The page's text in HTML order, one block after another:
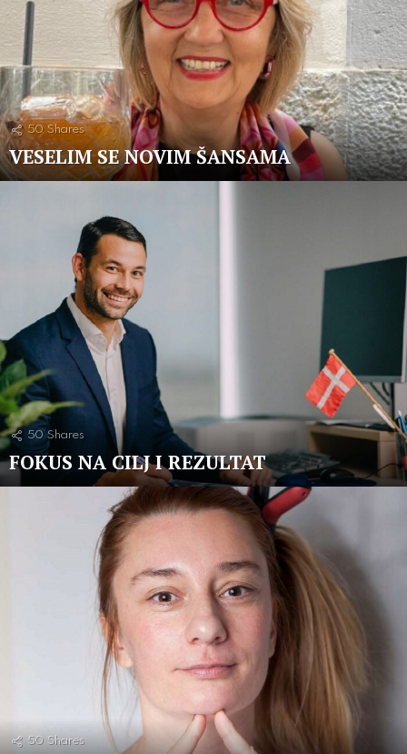
50 Shares
VESELIM SE NOVIM ŠANSAMA
50 Shares
FOKUS NA CILJ I REZULTAT
50 Shares